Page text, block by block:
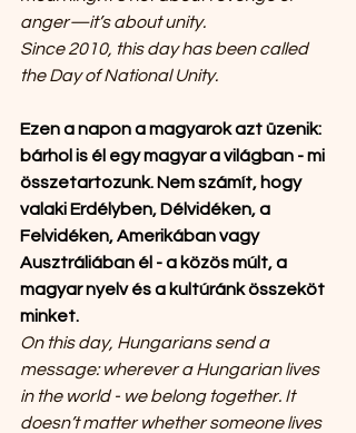
anger—it’s about unity.
Since 2010, this day has been called
the Day of National Unity.
Ezen a napon a magyarok azt üzenik:
bárhol is él egy magyar a világban - mi
összetartozunk. Nem számít, hogy
valaki Erdélyben, Délvidéken, a
Felvidéken, Amerikában vagy
Ausztráliában él - a közös múlt, a
magyar nyelv és a kultúránk összeköt
minket.
On this day, Hungarians send a
message: wherever a Hungarian lives
in the world - we belong together. It
doesn’t matter whether someone lives